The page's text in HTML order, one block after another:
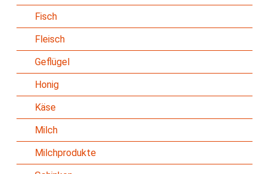
Fisch
Fleisch
Geflügel
Honig
Käse
Milch
Milchprodukte